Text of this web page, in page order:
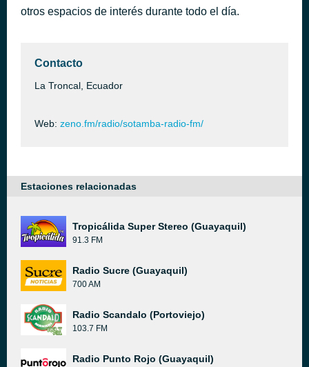
otros espacios de interés durante todo el día.
Contacto
La Troncal, Ecuador
Web: zeno.fm/radio/sotamba-radio-fm/
Estaciones relacionadas
Tropicálida Super Stereo (Guayaquil)
91.3 FM
Radio Sucre (Guayaquil)
700 AM
Radio Scandalo (Portoviejo)
103.7 FM
Radio Punto Rojo (Guayaquil)